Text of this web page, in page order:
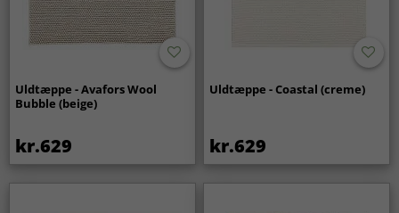
Uldtæppe - Avafors Wool
Bubble (beige)
kr.629
Uldtæppe - Coastal (creme)
kr.629